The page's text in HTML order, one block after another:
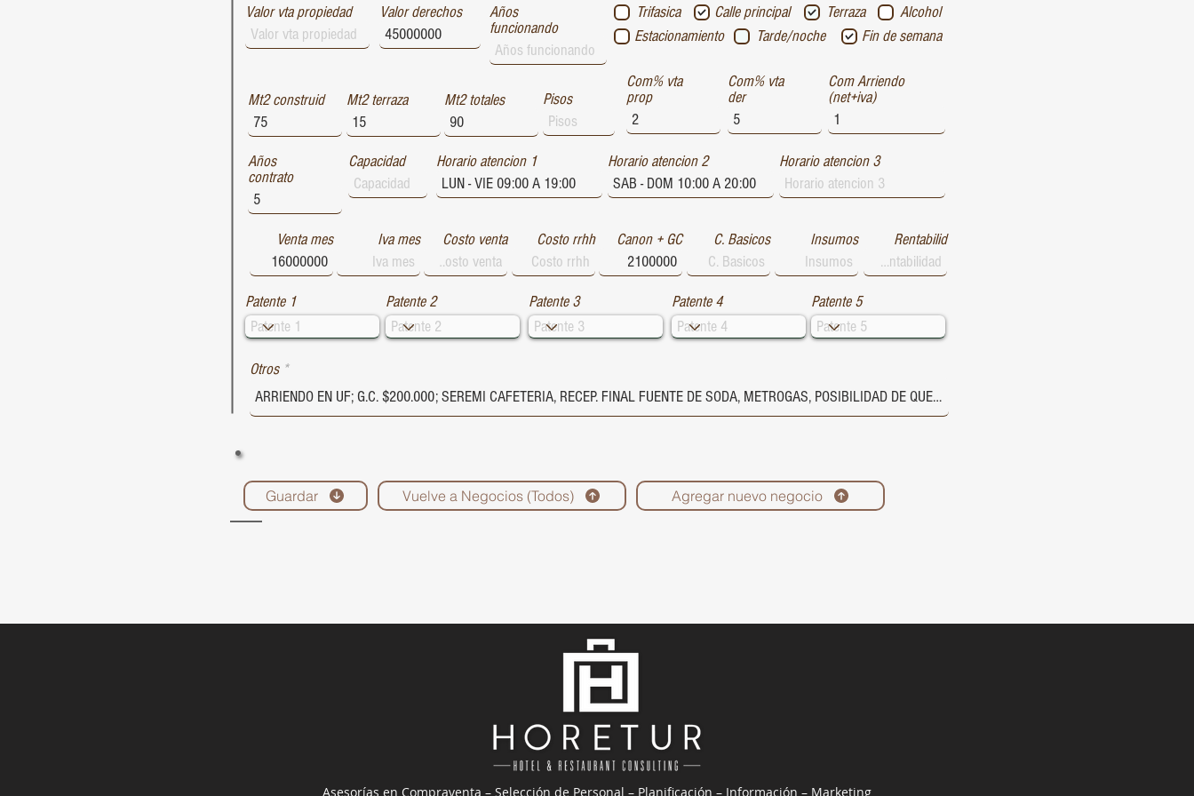
Valor vta propiedad Valor derechos
Años
funcionando
Trifasica Calle principal Alcohol
Terraza
Estacionamiento
Tarde/noche Fin de semana
Mt2 construid Mt2 terraza Mt2 totales Pisos
Com% vta
prop
Com% vta
der
Com Arriendo
(net+iva)
Años
contrato
Capacidad Horario atencion 1 Horario atencion 2 Horario atencion 3
Venta mes Iva mes Costo venta Costo rrhh Canon + GC C. Basicos Insumos Rentabilid
Patente 1 Patente 2 Patente 3 Patente 4 Patente 5
Otros
Guardar Vuelve a Negocios (Todos) Agregar nuevo negocio
1729
1728
1727
Asesorías en Compraventa – Selección de Personal – Planificación – Información – Marketing